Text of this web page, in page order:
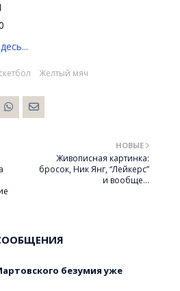
Желтый мяч
НОВЫЕ
Живописная картинка:
бросок, Ник Янг, “Лейкерс”
и вообще…
безумия уже